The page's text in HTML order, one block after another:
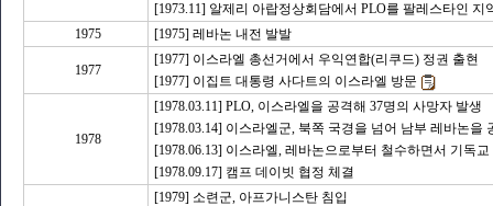
[1973.11] 알제리 아랍정상회담에서 PLO를 팔레스타인
1975
[1975] 레바논 내전 발발
1977
[1977] 이스라엘 총선거에서 우익연합(리쿠드) 정권 출현
[1977] 이집트 대통령 사다트의 이스라엘 방문
1978
[1978.03.11] PLO, 이스라엘을 공격해 37명의 사망자 발생
[1978.03.14] 이스라엘군, 북쪽 국경을 넘어 남부 레바논을
[1978.06.13] 이스라엘, 레바논으로부터 철수하면서 기독
[1978.09.17] 캠프 데이빗 협정 체결
[1979] 소련군, 아프가니스탄 침입